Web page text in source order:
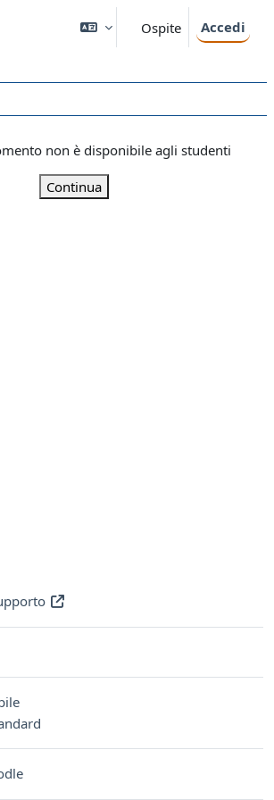
Ospite Accedi
non è disponibile agli studenti
Continua